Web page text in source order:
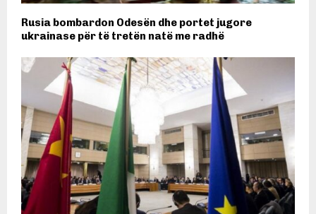
Rusia bombardon Odesën dhe portet jugore
ukrainase për të tretën natë me radhë